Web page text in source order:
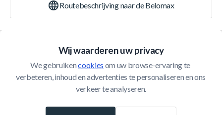
Wij waarderen uw privacy
We gebruiken cookies om uw browse-ervaring te
verbeteren, inhoud en advertenties te personaliseren en ons
verkeer te analyseren.
Klantenservice
Routebeschrijving naar de Belomax